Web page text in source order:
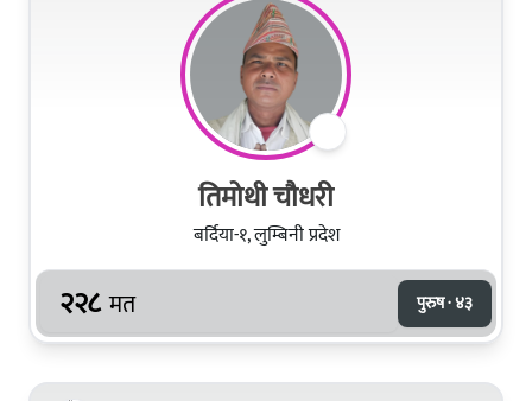
तिमोथी चौधरी
बर्दिया-१, लुम्बिनी प्रदेश
२२८ मत पुरुष · ४३